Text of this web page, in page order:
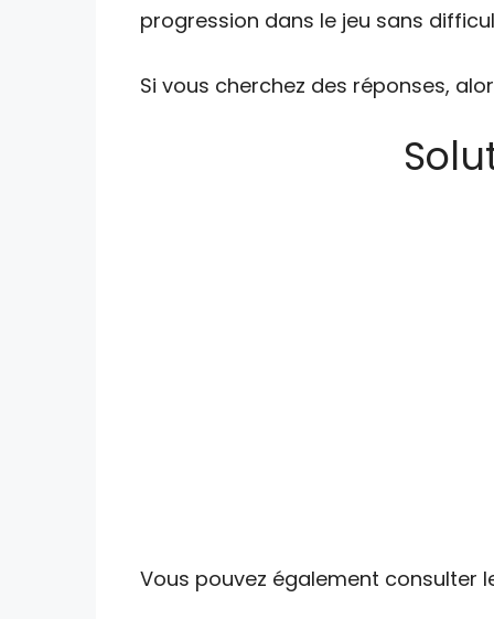
progression dans le jeu sans
Si vous cherchez des réponses,
Vous pouvez également consulter